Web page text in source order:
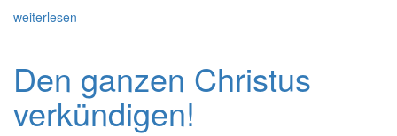
weiterlesen
Den ganzen Christus
verkündigen!